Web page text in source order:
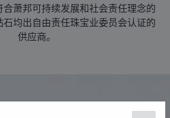
萧邦可持续发展和社会责任理念的
均出自由责任珠宝业委员会认证的
供应商。